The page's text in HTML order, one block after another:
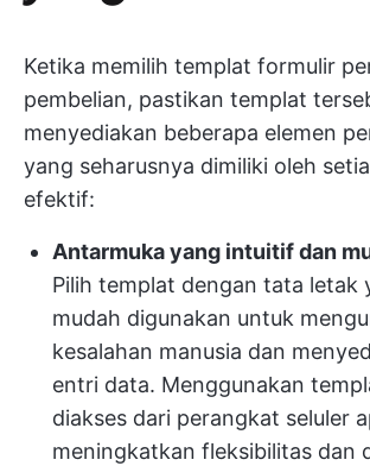
Ketika memilih templat formulir
pembelian, pastikan templat
menyediakan beberapa elemen
yang seharusnya dimiliki oleh
efektif:
Antarmuka yang intuitif dan
Pilih templat dengan tata letak
mudah digunakan untuk
kesalahan manusia dan
entri data. Menggunakan
diakses dari perangkat seluler
meningkatkan fleksibilitas dan